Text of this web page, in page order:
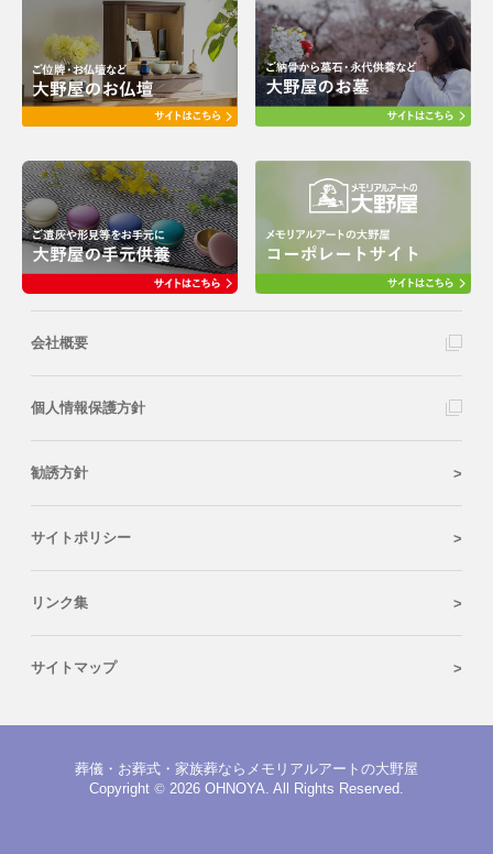
会社概要
個人情報保護方針
勧誘方針
サイトポリシー
リンク集
サイトマップ
葬儀・お葬式・家族葬ならメモリアルアートの大野屋
Copyright © 2026 OHNOYA. All Rights Reserved.